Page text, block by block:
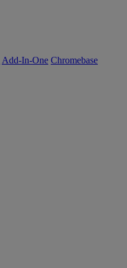
Add-In-One Chromebase